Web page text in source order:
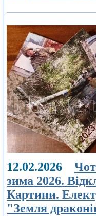
12.02.2026
зима 2026.
Картини.
"Земля